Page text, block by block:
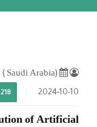
2024-10-10
of Artificial